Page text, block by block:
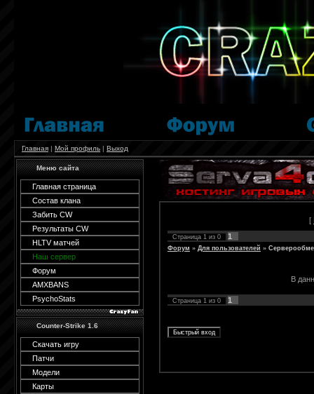
Главная | Мой профиль | Выход
Меню сайта
Главная страница
Состав клана
Забить CW
Результаты CW
HLTV матчей
Наш сервер
Форум
AMXBANS
PsychoStats
Counter-Strike 1.6
Скачать игру
Патчи
Модели
Карты
[
Страница 1 из 0 1
Форум » Для пользователей »
В
Страница 1 из 0 1